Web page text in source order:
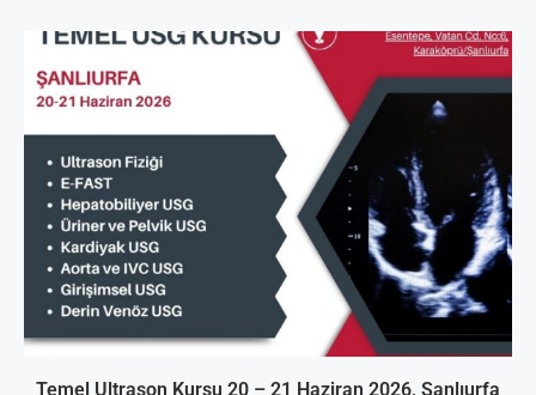
Temel Ultrason Kursu 20 – 21 Haziran 2026, Şanlıurfa